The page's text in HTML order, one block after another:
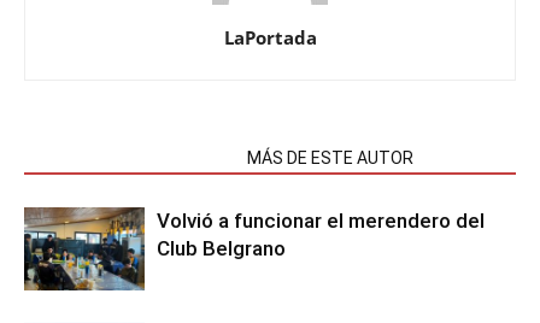
LaPortada
MÁS DE ESTE AUTOR
Volvió a funcionar el merendero del
Club Belgrano